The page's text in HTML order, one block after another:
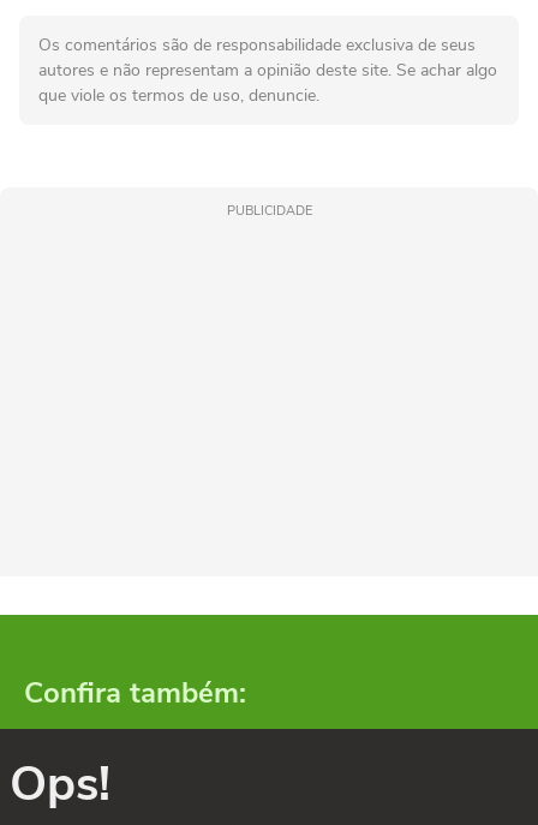
Os comentários são de responsabilidade exclusiva de seus
autores e não representam a opinião deste site. Se achar algo
que viole os termos de uso, denuncie.
PUBLICIDADE
Confira também:
Ops!